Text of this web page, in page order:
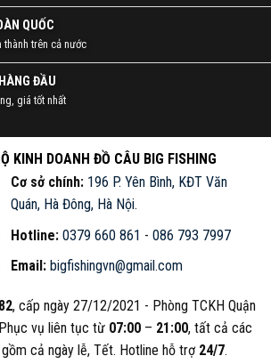
QUỐC
thành trên cả nước
ĐẦU
giá tốt nhất
KINH DOANH ĐỒ CÂU BIG FISHING
Cơ sở chính: 196 P. Yên Bình, KĐT Văn
Quán, Hà Đông, Hà Nội.
Hotline: 0379 660 861 - 086 793 7997
Email: bigfishingvn@gmail.com
, cấp ngày 27/12/2021 - Phòng TCKH Quận
vụ liên tục từ 07:00 – 21:00, tất cả các
cả ngày lễ, Tết. Hotline hỗ trợ 24/7.